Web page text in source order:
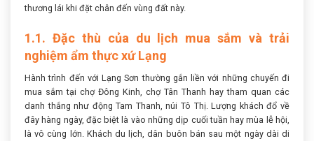
thương lái khi đặt chân đến vùng đất này.
1.1. Đặc thù của du lịch mua sắm và trải
nghiệm ẩm thực xứ Lạng
Hành trình đến với Lạng Sơn thường gắn liền với những chuyến đi
mua sắm tại chợ Đông Kinh, chợ Tân Thanh hay tham quan các
danh thắng như động Tam Thanh, núi Tô Thị. Lượng khách đổ về
đây hàng ngày, đặc biệt là vào những dịp cuối tuần hay mùa lễ hội,
là vô cùng lớn. Khách du lịch, dân buôn bán sau một ngày dài di